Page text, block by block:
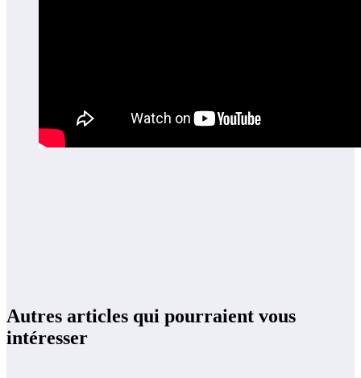
Autres articles qui pourraient vous
intéresser